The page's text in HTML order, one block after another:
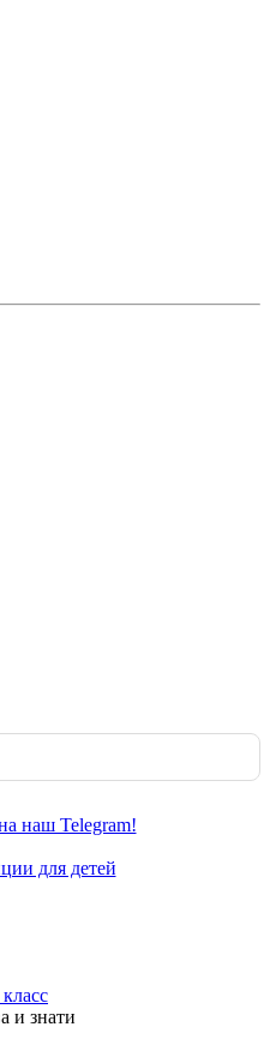
наш Telegram!
для детей
и знати